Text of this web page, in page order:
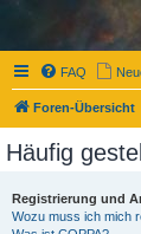
FAQ
Foren-Übersicht
Häufig
Registrierung und
Wozu muss ich mich